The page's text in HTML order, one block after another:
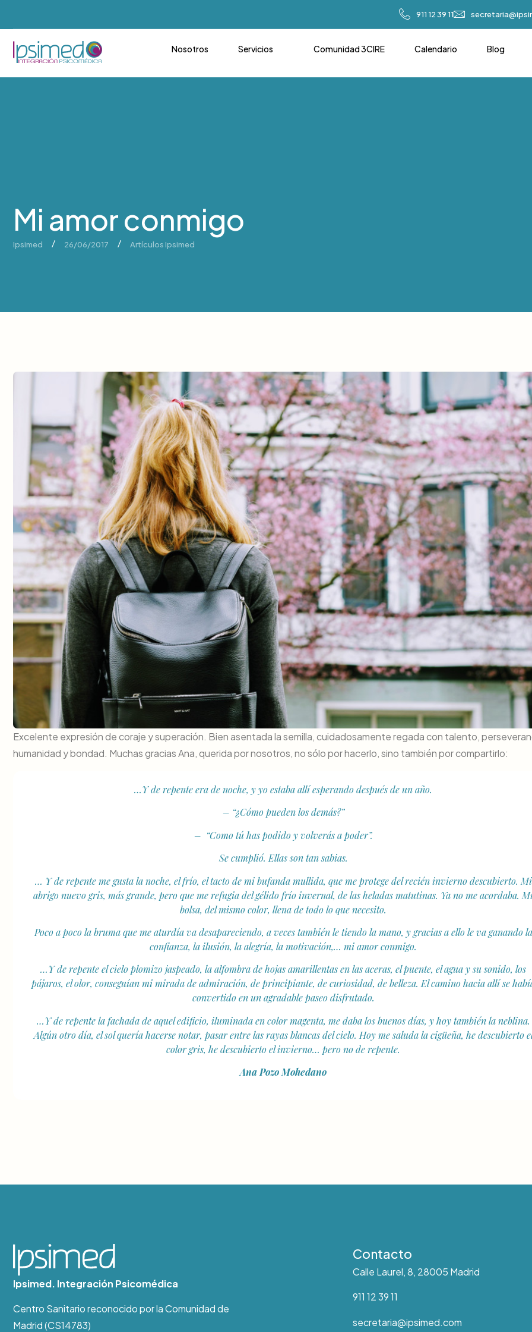
911 12 39 11
Nosotros Servicios Comunidad 3CIRE Calendario Blog
Mi amor conmigo
Ipsimed / 26/06/2017 / Artículos Ipsimed
Excelente expresión de coraje y superación. Bien asentada la semilla, cuidadosamente regada con talento,
humanidad y bondad. Muchas gracias Ana, querida por nosotros, no sólo por hacerlo, sino también por compartirlo:
…Y de repente era de noche, y yo estaba allí esperando después de un año.
– “¿Cómo pueden los demás?”
– “Como tú has podido y volverás a poder”.
Se cumplió. Ellas son tan sabias.
… Y de repente me gusta la noche, el frío, el tacto de mi bufanda mullida, que me protege del recién invierno descubierto. Mi
abrigo nuevo gris, más grande, pero que me refugia del gélido frío invernal, de las heladas matutinas. Ya no me acordaba.
bolsa, del mismo color, llena de todo lo que necesito.
Poco a poco la bruma que me aturdía va desapareciendo, a veces también le tiendo la mano, y gracias a ello le va ganando la
confianza, la ilusión, la alegría, la motivación,… mi amor conmigo.
…Y de repente el cielo plomizo jaspeado, la alfombra de hojas amarillentas en las aceras, el puente, el agua y su sonido, los
pájaros, el olor, conseguían mi mirada de admiración, de principiante, de curiosidad, de belleza. El camino hacia allí se
convertido en un agradable paseo disfrutado.
…Y de repente la fachada de aquel edificio, iluminada en color magenta, me daba los buenos días, y hoy también la neblina.
Algún otro día, el sol quería hacerse notar, pasar entre las rayas blancas del cielo. Hoy me saluda la cigüeña, he descubierto
color gris, he descubierto el invierno… pero no de repente.
Ana Pozo Mohedano
Ipsimed. Integración Psicomédica
Centro Sanitario reconocido por la Comunidad de
Madrid (CS14783)
Contacto
Calle Laurel, 8, 28005 Madrid
911 12 39 11
secretaria@ipsimed.com